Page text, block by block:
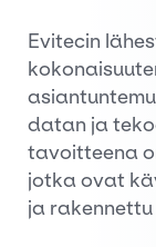
Evitecin
datan ja
tavoitteena
jotka ovat
ja